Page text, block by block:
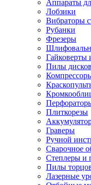
Аппараты
Лобзики
Вибраторы
Рубанки
Фрезеры
Гайковерты
Пилы
Плиткорезы
Граверы
Ручной
Сварочное
Степлеры и
Пилы
Лазерные